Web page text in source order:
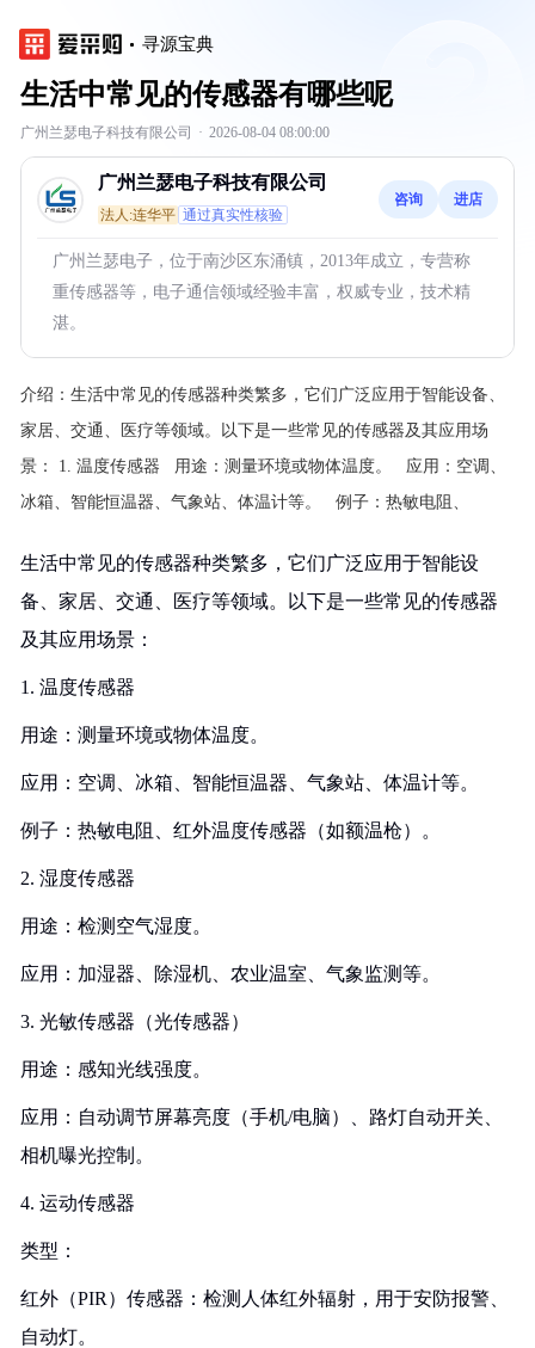
寻源宝典
生活中常见的传感器有哪些呢
广州兰瑟电子科技有限公司 · 2026-08-04 08:00:00
广州兰瑟电子科技有限公司
法人:连华平 通过真实性核验
咨询 进店
广州兰瑟电子，位于南沙区东涌镇，2013年成立，专营称
重传感器等，电子通信领域经验丰富，权威专业，技术精
湛。
介绍： 生活中常见的传感器种类繁多，它们广泛应用于智能设备、
家居、交通、医疗等领域。以下是一些常见的传感器及其应用场
景：
1. 温度传感器 用途：测量环境或物体温度。 应用：空调、
冰箱、智能恒温器、气象站、体温计等。 例子：热敏电阻、
生活中常见的传感器种类繁多，它们广泛应用于智能设
备、家居、交通、医疗等领域。以下是一些常见的传感器
及其应用场景：
1. 温度传感器
用途：测量环境或物体温度。
应用：空调、冰箱、智能恒温器、气象站、体温计等。
例子：热敏电阻、红外温度传感器（如额温枪）。
2. 湿度传感器
用途：检测空气湿度。
应用：加湿器、除湿机、农业温室、气象监测等。
3. 光敏传感器（光传感器）
用途：感知光线强度。
应用：自动调节屏幕亮度（手机/电脑）、路灯自动开关、
相机曝光控制。
4. 运动传感器
类型：
红外（PIR）传感器：检测人体红外辐射，用于安防报警、
自动灯。